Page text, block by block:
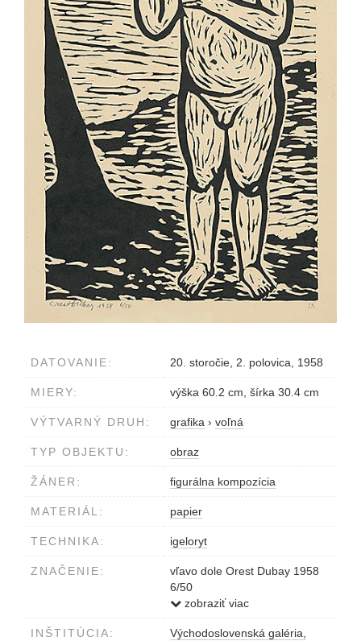
DATOVANIE: 20. storočie, 2. polovica, 1958
MIERY: výška 60.2 cm, šírka 30.4 cm
VÝTVARNÝ DRUH: grafika › voľná
TYP OBJEKTU: obraz
ŽÁNER: figurálna kompozícia
MATERIÁL: papier
TECHNIKA: igeloryt
ZNAČENIE:
vľavo dole Orest Dubay 1958
6/50
vpravo dole IX.
zobraziť viac
INŠTITÚCIA:
Východoslovenská galéria,